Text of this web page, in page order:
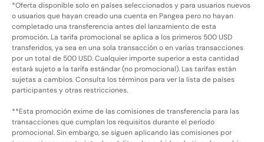
*Oferta disponible solo en países seleccionados y para usuarios nuevos
o usuarios que hayan creado una cuenta en Pangea pero no hayan
completado una transferencia antes del lanzamiento de esta
promoción. La tarifa promocional se aplica a los primeros 500 USD
transferidos, ya sea en una sola transacción o en varias transacciones
por un total de 500 USD. Cualquier importe superior a esta cantidad
estará sujeto a la tarifa estándar (no promocional). Las tarifas están
sujetas a cambios. Consulta los términos para ver la lista de países
participantes y otras restricciones.
**Esta promoción exime de las comisiones de transferencia para las
transacciones que cumplan los requisitos durante el período
promocional. Sin embargo, se siguen aplicando las comisiones por